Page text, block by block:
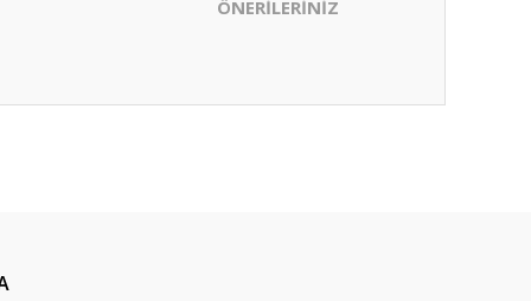
ÖNERİLERİNİZ